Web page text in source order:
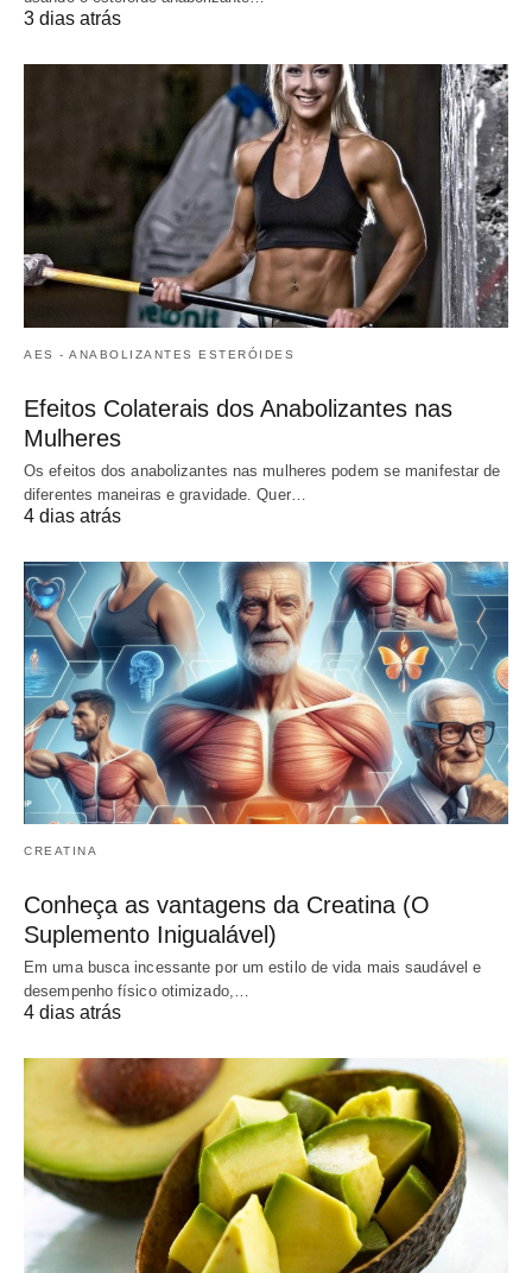
3 dias atrás
AES - ANABOLIZANTES ESTERÓIDES
Efeitos Colaterais dos Anabolizantes nas
Mulheres
Os efeitos dos anabolizantes nas mulheres podem se manifestar de
diferentes maneiras e gravidade. Quer…
4 dias atrás
CREATINA
Conheça as vantagens da Creatina (O
Suplemento Inigualável)
Em uma busca incessante por um estilo de vida mais saudável e
desempenho físico otimizado,…
4 dias atrás